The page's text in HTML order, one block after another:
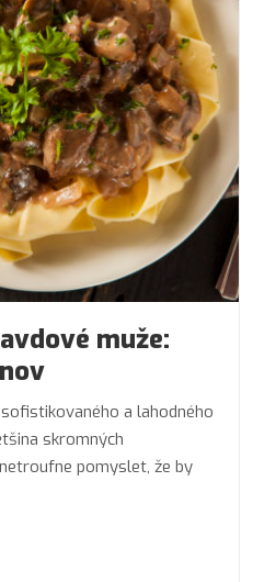
muže:
a lahodného
skromných
pomyslet, že by